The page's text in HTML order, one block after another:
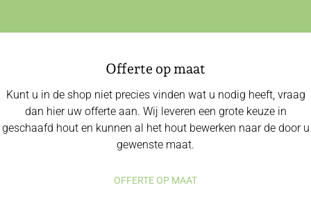
Offerte op maat
Kunt u in de shop niet precies vinden wat u nodig heeft, vraag
dan hier uw offerte aan. Wij leveren een grote keuze in
geschaafd hout en kunnen al het hout bewerken naar de door u
gewenste maat.
OFFERTE OP MAAT